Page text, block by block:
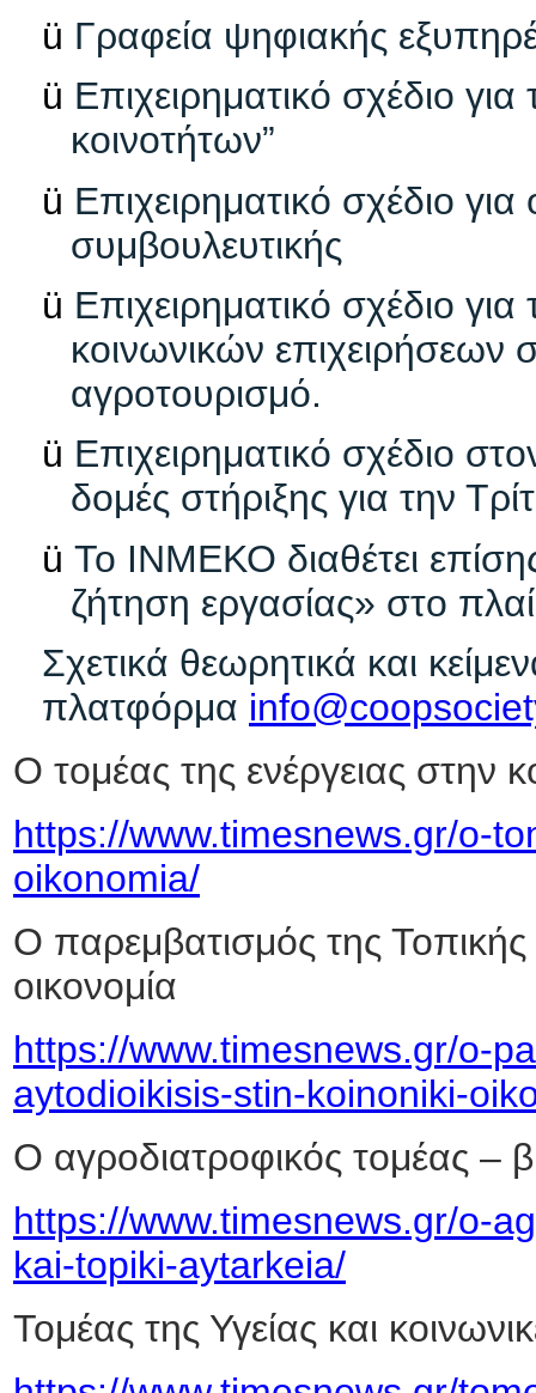
ü Γραφεία ψηφιακής
ü Επιχειρηματικό σχέδιο
κοινοτήτων”
ü Επιχειρηματικό σχέδιο για
συμβουλευτικής
ü Επιχειρηματικό σχέδιο
κοινωνικών επιχειρήσεων
αγροτουρισμό.
ü Επιχειρηματικό σχέδιο
δομές στήριξης για την
ü Το ΙΝΜΕΚΟ διαθέτει
ζήτηση εργασίας» στο
Σχετικά θεωρητικά και
πλατφόρμα
Ο τομέας της ενέργειας στην
https://www.timesnews.gr/o-
oikonomia/
Ο παρεμβατισμός της Τοπικής
οικονομία
https://www.timesnews.gr/o-
aytodioikisis-stin-koinoniki-
Ο αγροδιατροφικός τομέας –
https://www.timesnews.gr/o-
kai-topiki-aytarkeia/
Τομέας της Υγείας και